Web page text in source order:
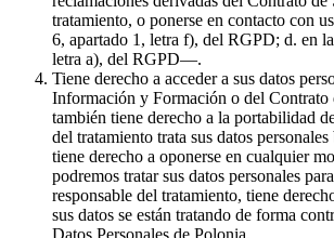
tratamiento, o ponerse en contacto con
6, apartado 1, letra f), del RGPD; d. en
letra a), del RGPD—.
Tiene derecho a acceder a sus datos
Información y Formación o del Contrato
también tiene derecho a la portabilidad
del tratamiento trata sus datos
tiene derecho a oponerse en cualquier
podremos tratar sus datos personales
responsable del tratamiento, tiene
sus datos se están tratando de forma
Datos Personales de Polonia.